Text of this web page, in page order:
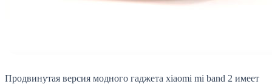
Продвинутая версия модного гаджета xiaomi mi band 2 имеет